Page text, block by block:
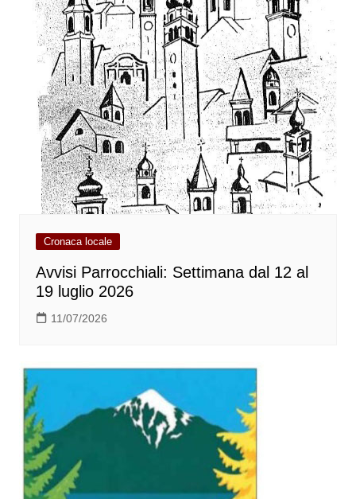
Cronaca locale
Avvisi Parrocchiali: Settimana dal 12 al
19 luglio 2026
11/07/2026